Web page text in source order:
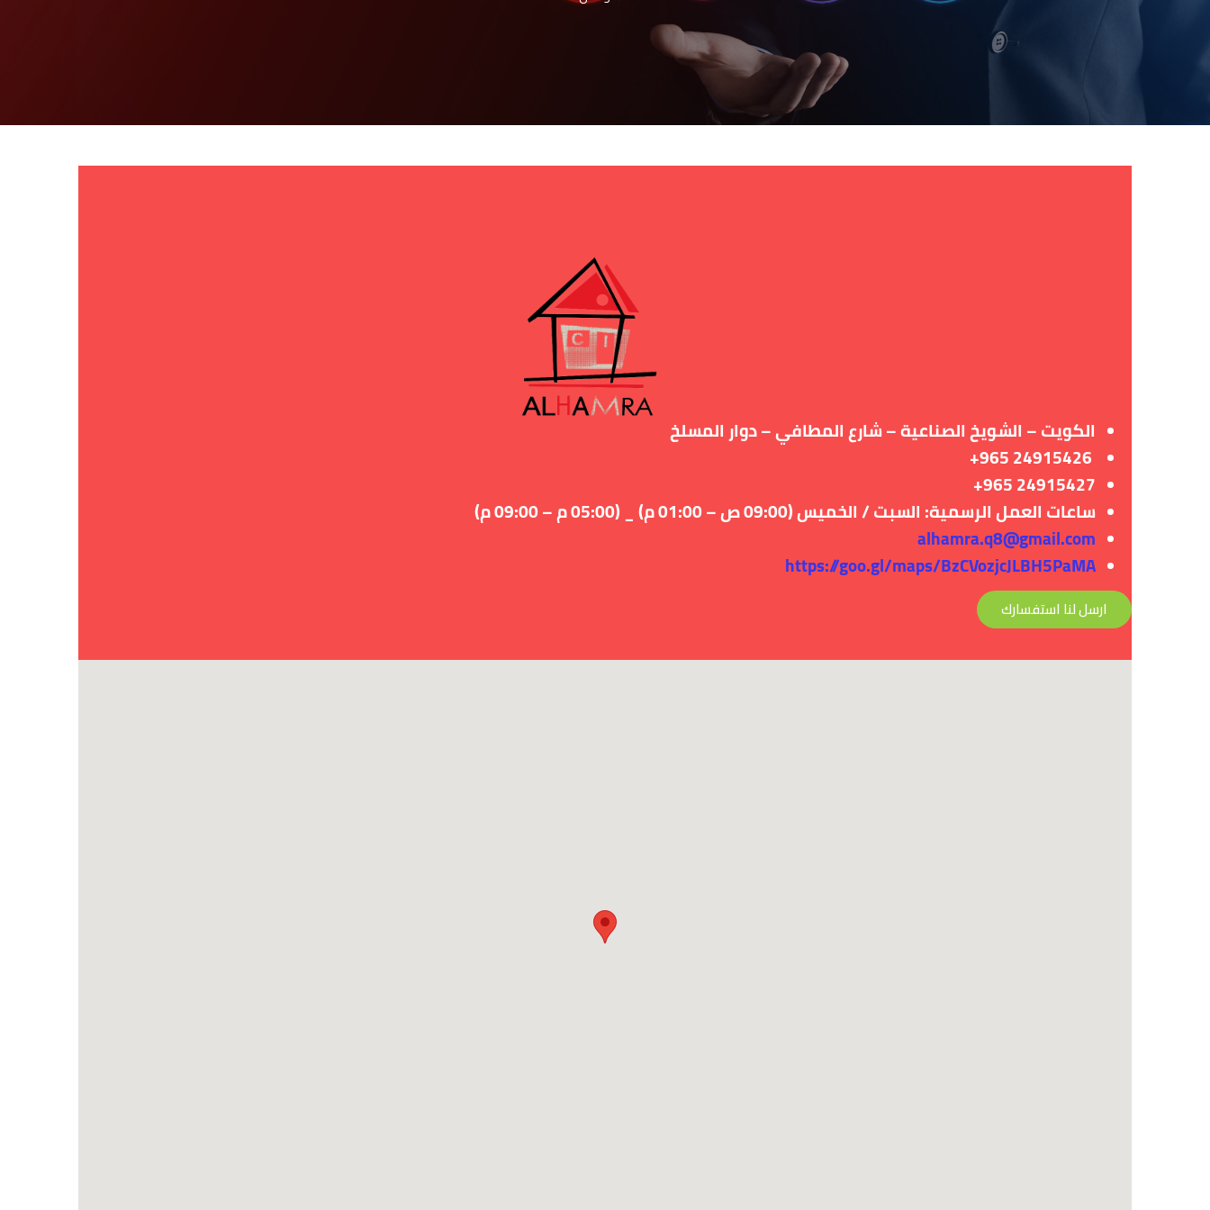
الكويت – الشويخ الصناعية – شارع المطافي – دوار المسلخ
24915427 965+
ساعات العمل الرسمية: السبت / الخميس (09:00 ص – 01:00 م) _ (05:00 م – 09:00 م)
alhamra.q8@gmail.com
https://goo.gl/maps/BzCVozjcJLBH5PaMA
ارسل لنا استفسارك